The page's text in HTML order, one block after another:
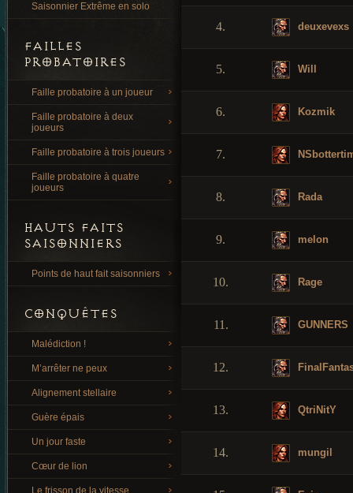
Saisonnier Extrême en solo
FAILLES
PROBATOIRES
Faille probatoire à un joueur
Faille probatoire à deux
joueurs
Faille probatoire à trois joueurs
Faille probatoire à quatre
joueurs
HAUTS FAITS
SAISONNIERS
Points de haut fait saisonniers
CONQUÊTES
Malédiction !
M’arrêter ne peux
Alignement stellaire
Guère épais
Un jour faste
Cœur de lion
Le frisson de la vitesse
4. deuxevexs
5. Will
6. Kozmik
7.
8. Rada
9. melon
10. Rage
11. GUNNERS
12.
13. QtriNitY
14. mungil